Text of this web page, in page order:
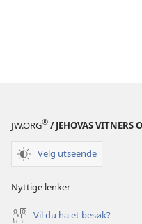
JW.ORG® / JEHOVAS VITNERS
Velg utseende
Nyttige lenker
Vil du ha et besøk?